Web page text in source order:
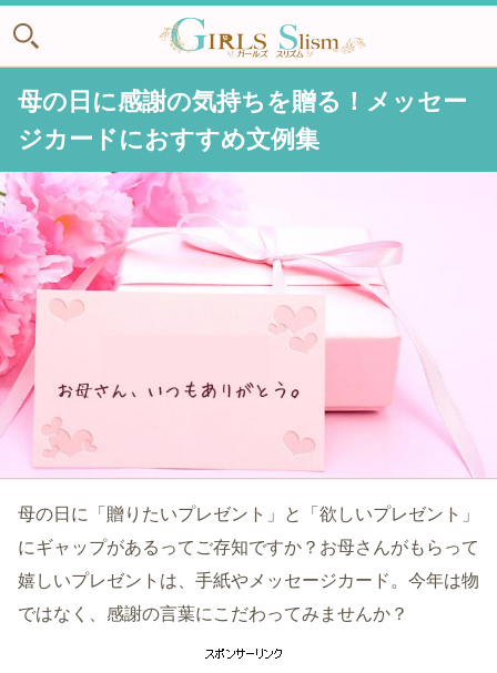
母の日に感謝の気持ちを贈る！メッセー
ジカードにおすすめ文例集
母の日に「贈りたいプレゼント」と「欲しいプレゼント」
にギャップがあるってご存知ですか？お母さんがもらって
嬉しいプレゼントは、手紙やメッセージカード。今年は物
ではなく、感謝の言葉にこだわってみませんか？